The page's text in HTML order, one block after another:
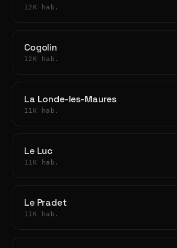
12K hab.
Cogolin
12K hab.
La Londe-les-Maures
11K hab.
Le Luc
11K hab.
Le Pradet
11K hab.